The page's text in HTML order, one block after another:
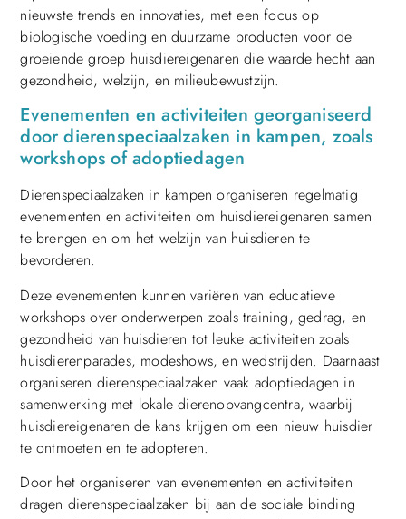
nieuwste trends en innovaties, met een focus op
biologische voeding en duurzame producten voor de
groeiende groep huisdiereigenaren die waarde hecht aan
gezondheid, welzijn, en milieubewustzijn.
Evenementen en activiteiten georganiseerd
door dierenspeciaalzaken in kampen, zoals
workshops of adoptiedagen
Dierenspeciaalzaken in kampen organiseren regelmatig
evenementen en activiteiten om huisdiereigenaren samen
te brengen en om het welzijn van huisdieren te
bevorderen.
Deze evenementen kunnen variëren van educatieve
workshops over onderwerpen zoals training, gedrag, en
gezondheid van huisdieren tot leuke activiteiten zoals
huisdierenparades, modeshows, en wedstrijden. Daarnaast
organiseren dierenspeciaalzaken vaak adoptiedagen in
samenwerking met lokale dierenopvangcentra, waarbij
huisdiereigenaren de kans krijgen om een nieuw huisdier
te ontmoeten en te adopteren.
Door het organiseren van evenementen en activiteiten
dragen dierenspeciaalzaken bij aan de sociale binding